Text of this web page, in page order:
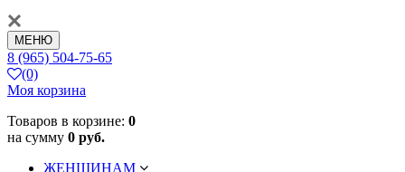
МЕНЮ
8 (965) 504-75-65
(0)
Моя корзина
Товаров в корзине: 0
на сумму 0 руб.
ЖЕНЩИНАМ